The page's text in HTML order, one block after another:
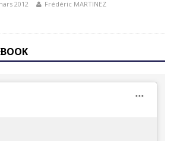
2012 Frédéric MARTINEZ